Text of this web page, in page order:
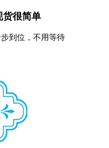
货很简单
到位，不用等待